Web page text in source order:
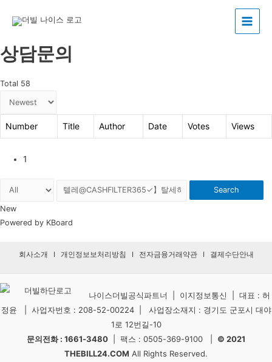
Main
상담문의
Total 58
Number Title Author Date Votes Views
1
Search
New
Powered by KBoard
회사소개 I 개인정보보처리방침 I 전자금융거래약관I 결제수단안내
나이스더빌공식파트너 | 이지정보통신 | 대표 : 허
정윤 | 사업자번호 : 208-52-00224 | 사업장소재지 : 경기도 군포시 대야
1로 12번길-10
문의전화 : 1661-3480 | 팩스 : 0505-369-9100 | © 2021
THEBILL24.COM All Rights Reserved.